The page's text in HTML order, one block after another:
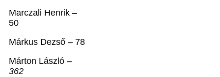
Marczali Henrik –
50
Márkus Dezső – 78
Márton László –
362